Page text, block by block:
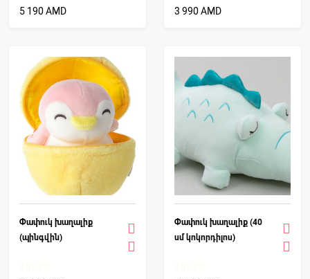
5 190 AMD 3 990 AMD
Փափուկ խաղալիք
(պինգվին)
Փափուկ խաղալիք (40
սմ կոկորդիլոս)